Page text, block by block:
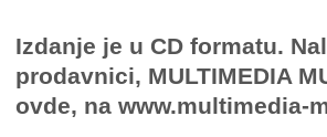
Izdanje je u CD formatu.
prodavnici, MULTIMEDIA
ovde, na www.multimedia-